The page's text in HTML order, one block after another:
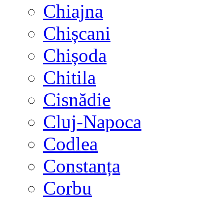
Chiajna
Chișcani
Chișoda
Chitila
Cisnădie
Cluj-Napoca
Codlea
Constanța
Corbu